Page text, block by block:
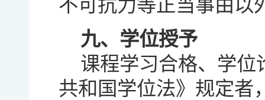
不可抗力等正当事由以
九、学位授予
课程学习合格、学位
共和国学位法》规定者